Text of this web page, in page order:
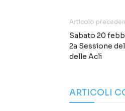
Articolo
Sabato 20
2a Sessione
delle Acli
ARTICOLI